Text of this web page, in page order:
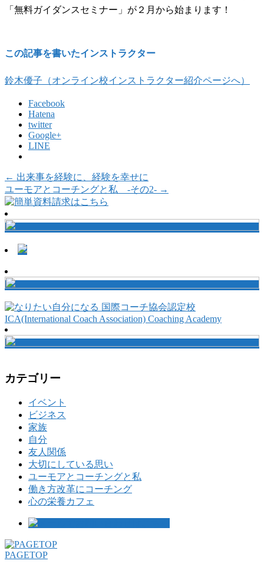
「無料ガイダンスセミナー」が２月から始まります！
この記事を書いたインストラクター
鈴木優子（オンライン校インストラクター紹介ページへ）
Facebook
Hatena
twitter
Google+
LINE
← 出来事を経験に、経験を幸せに
ユーモアとコーチングと私 -その2- →
カテゴリー
イベント
ビジネス
家族
自分
友人関係
大切にしている思い
ユーモアとコーチングと私
働き方改革にコーチング
心の栄養カフェ
PAGETOP